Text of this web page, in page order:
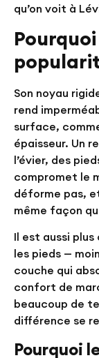
qu’on voit à
Son noyau
rend
surface,
épaisseur. Un
l’évier, des
compromet le
déforme pas,
même façon
Il est aussi
les pieds —
couche qui
confort de
beaucoup de
différence se
Pourquoi